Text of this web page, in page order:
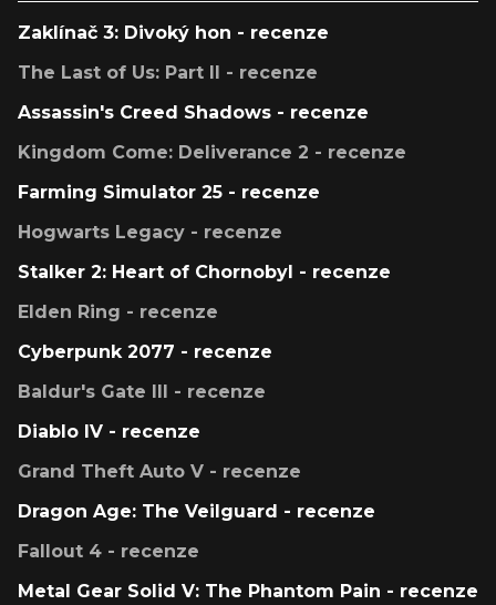
Zaklínač 3: Divoký hon - recenze
The Last of Us: Part II - recenze
Assassin's Creed Shadows - recenze
Kingdom Come: Deliverance 2 - recenze
Farming Simulator 25 - recenze
Hogwarts Legacy - recenze
Stalker 2: Heart of Chornobyl - recenze
Elden Ring - recenze
Cyberpunk 2077 - recenze
Baldur's Gate III - recenze
Diablo IV - recenze
Grand Theft Auto V - recenze
Dragon Age: The Veilguard - recenze
Fallout 4 - recenze
Metal Gear Solid V: The Phantom Pain - recenze